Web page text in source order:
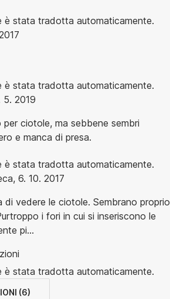
è stata tradotta automaticamente.
è stata tradotta automaticamente.
5. 2019
ciotole, ma sebbene sembri
e manca di presa.
è stata tradotta automaticamente.
, 6. 10. 2017
di vedere le ciotole. Sembrano proprio
i fori in cui si inseriscono le
pi...
è stata tradotta automaticamente.
(6)